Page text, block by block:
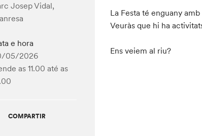
Josep Vidal,
e hora
05/2026
as 11.00 até as
COMPARTIR
La Festa té enguany
Veuràs que hi ha
Ens veiem al riu?